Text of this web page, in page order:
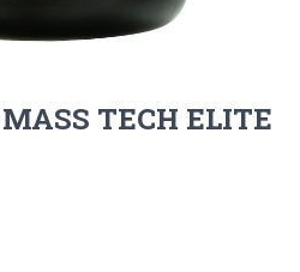
TECH ELITE